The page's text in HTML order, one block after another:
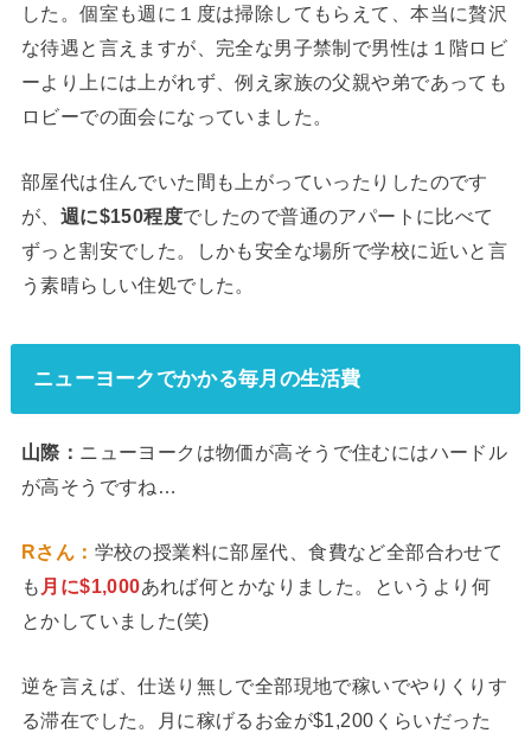
した。個室も週に１度は掃除してもらえて、本当に贅沢
な待遇と言えますが、完全な男子禁制で男性は１階ロビ
ーより上には上がれず、例え家族の父親や弟であっても
ロビーでの面会になっていました。
部屋代は住んでいた間も上がっていったりしたのです
が、 週に$150程度でしたので普通のアパートに比べて
ずっと割安でした。しかも安全な場所で学校に近いと言
う素晴らしい住処でした。
ニューヨークでかかる毎月の生活費
山際： ニューヨークは物価が高そうで住むにはハードル
が高そうですね…
Rさん： 学校の授業料に部屋代、食費など全部合わせて
も 月に$1,000あれば何とかなりました。というより何
とかしていました(笑)
逆を言えば、仕送り無しで全部現地で稼いでやりくりす
る滞在でした。月に稼げるお金が$1,200くらいだった